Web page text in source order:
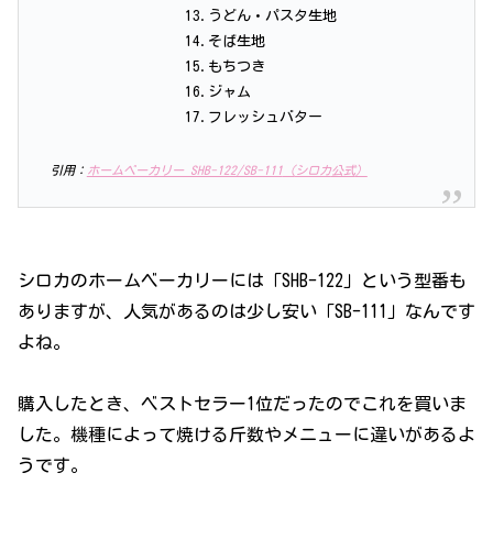
13.うどん・パスタ生地
14.そば生地
15.もちつき
16.ジャム
17.フレッシュバター
引用： ホームベーカリー SHB-122/SB-111（シロカ公式）
シロカのホームベーカリーには「SHB-122」という型番も
ありますが、人気があるのは少し安い「SB-111」なんです
よね。
購入したとき、ベストセラー1位だったのでこれを買いま
した。機種によって焼ける斤数やメニューに違いがあるよ
うです。